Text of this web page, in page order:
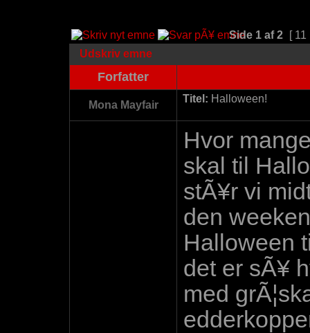
Side 1 af2
[
Udskriv emne
Forfatter
Mona Mayfair
Titel: Halloween!
Hvor
skal til
stÃ¥r vi
den
Halloween
det er sÃ¥
med